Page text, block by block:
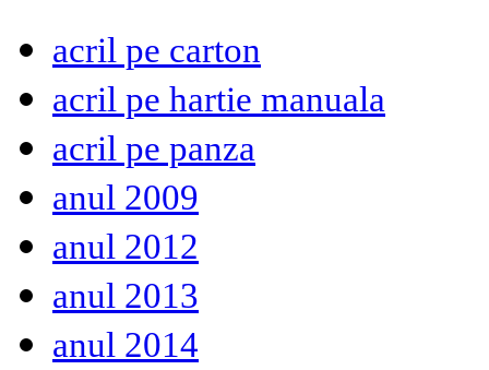
acril pe carton
acril pe hartie manuala
acril pe panza
anul 2009
anul 2012
anul 2013
anul 2014